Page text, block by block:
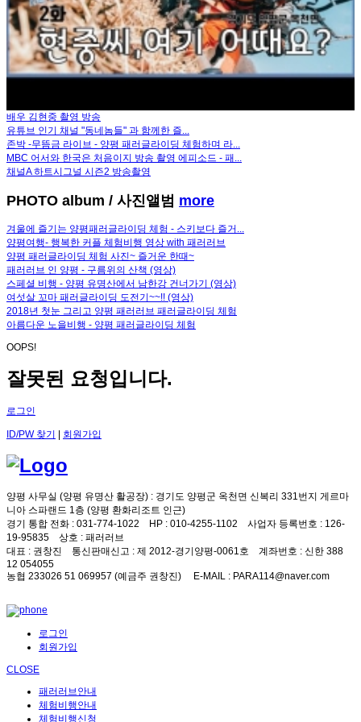
배우 김현중 촬영 방송
유튜브 인기 채널 "동네놈들" 과 함께한 즐...
존박 -무뜸금 라이브 - 양평 패러글라이딩 체험하며 라...
MBC 어서와 한국은 처음이지 방송 촬영 에피소드 - 패...
채널A 하트시그널 시즌2 방송촬영
PHOTO album / 사진앨범 more
겨울에 즐기는 양평패러글라이딩 체험 - 스키보다 즐거...
양평여행- 행복한 커플 체험비행 영상 with 패러러브
양평 패러글라이딩 체험 사진~ 즐거운 한때~
패러러브 인 양평 - 구름위의 산책 (영상)
스페셜 비행 - 양평 유명산에서 남한강 건너가기 (영상)
여섯살 꼬마 패러글라이딩 도전기~~!! (영상)
2018년 첫눈 그리고 양평 패러러브 패러글라이딩 체험
아름다운 노을비행 - 양평 패러글라이딩 체험
OOPS!
잘못된 요청입니다.
로그인
ID/PW 찾기 회원가입
양평 사무실 (양평 유명산 활공장) : 경기도 양평군 옥천면 신복리 331번지 게르마
니아 스파랜드 1층 (양평 환화리조트 인근)
경기 통합 전화 : 031-774-1022 HP : 010-4255-1102 사업자 등록번호 : 126-
19-95835 상호 : 패러러브
대표 : 권창진 통신판매신고 : 제 2012-경기양평-0061호 계좌번호 : 신한 388
12 054055
농협 233026 51 069957 (예금주 권창진)
E-MAIL : PARA114@naver.com
로그인
회원가입
CLOSE
패러러브안내
체험비행안내
체험비행신청